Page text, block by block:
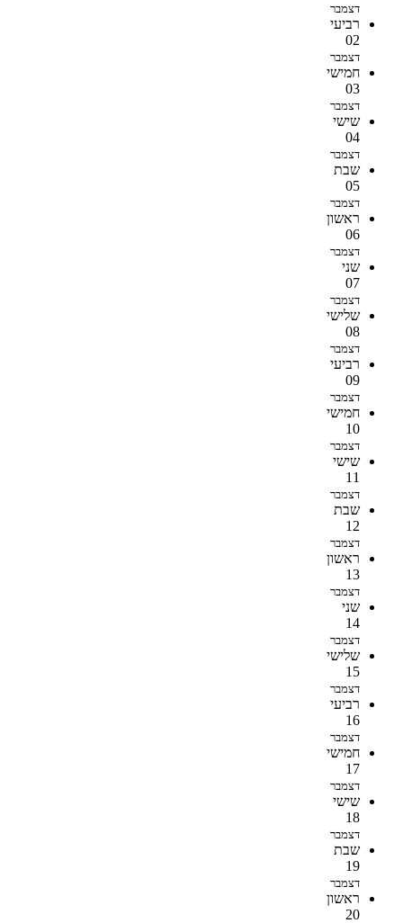
דצמבר
רביעי
02
דצמבר
חמישי
03
דצמבר
שישי
04
דצמבר
שבת
05
דצמבר
ראשון
06
דצמבר
שני
07
דצמבר
שלישי
08
דצמבר
רביעי
09
דצמבר
חמישי
10
דצמבר
שישי
11
דצמבר
שבת
12
דצמבר
ראשון
13
דצמבר
שני
14
דצמבר
שלישי
15
דצמבר
רביעי
16
דצמבר
חמישי
17
דצמבר
שישי
18
דצמבר
שבת
19
דצמבר
ראשון
20